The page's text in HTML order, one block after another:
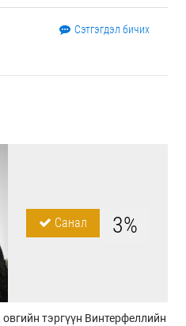
Сэтгэгдэл бичих
Санал 3%
тэргүүн Винтерфеллийн